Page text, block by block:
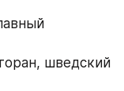
шведский